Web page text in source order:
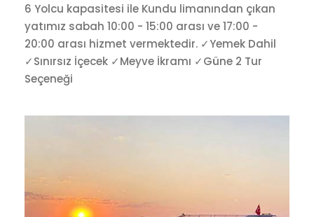
6 Yolcu kapasitesi ile Kundu limanından çıkan
yatımız sabah 10:00 - 15:00 arası ve 17:00 -
20:00 arası hizmet vermektedir. ✓Yemek Dahil
✓Sınırsız İçecek ✓Meyve İkramı ✓Güne 2 Tur
Seçeneği